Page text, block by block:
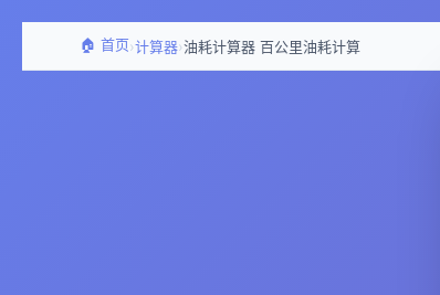
🏠 首页›计算器›油耗计算器 百公里油耗计算